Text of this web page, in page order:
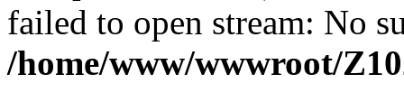
failed to open stream: No
/home/www/wwwroot/